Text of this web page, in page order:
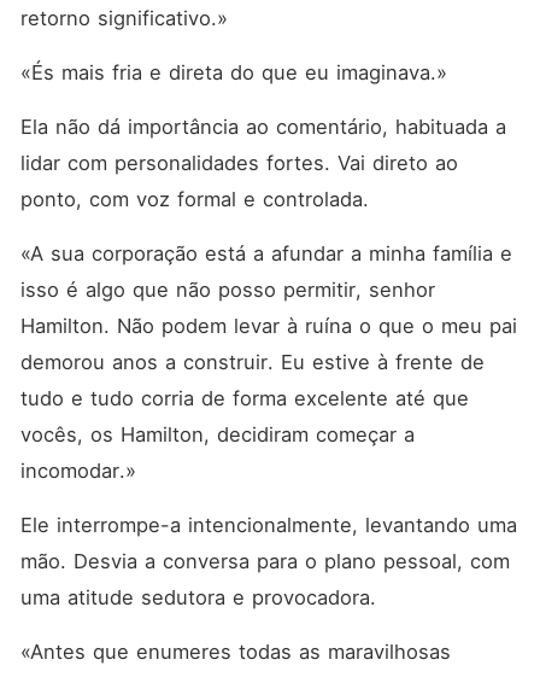
retorno significativo.»
«És mais fria e direta do que eu imaginava.»
Ela não dá importância ao comentário, habituada a
lidar com personalidades fortes. Vai direto ao
ponto, com voz formal e controlada.
«A sua corporação está a afundar a minha família e
isso é algo que não posso permitir, senhor
Hamilton. Não podem levar à ruína o que o meu pai
demorou anos a construir. Eu estive à frente de
tudo e tudo corria de forma excelente até que
vocês, os Hamilton, decidiram começar a
incomodar.»
Ele interrompe-a intencionalmente, levantando uma
mão. Desvia a conversa para o plano pessoal, com
uma atitude sedutora e provocadora.
«Antes que enumeres todas as maravilhosas